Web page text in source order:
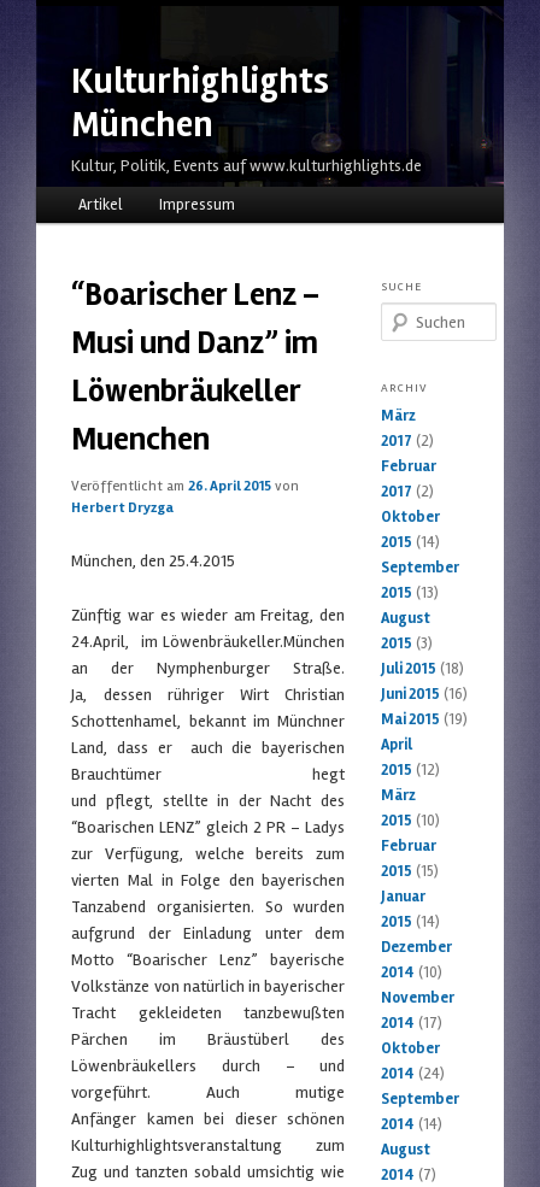
Kulturhighlights
München
Kultur, Politik, Events auf www.kulturhighlights.de
HauptmenüZum Inhalt wechseln
Zum sekundären Inhalt wechseln
Artikel Impressum
“Boarischer Lenz –
Musi und Danz” im
Löwenbräukeller
Muenchen
Veröffentlicht am26. April 2015 von
Herbert Dryzga
München, den 25.4.2015
Zünftig war es wieder am Freitag, den
24.April, im Löwenbräukeller.München
an der Nymphenburger Straße.
Ja, dessen rühriger Wirt Christian
Schottenhamel, bekannt im Münchner
Land, dass er auch die bayerischen
Brauchtümer hegt
und pflegt, stellte in der Nacht des
“Boarischen LENZ” gleich 2 PR – Ladys
zur Verfügung, welche bereits zum
vierten Mal in Folge den bayerischen
Tanzabend organisierten. So wurden
aufgrund der Einladung unter dem
Motto “Boarischer Lenz” bayerische
Volkstänze von natürlich in bayerischer
Tracht gekleideten tanzbewußten
Pärchen im Bräustüberl des
Löwenbräukellers durch – und
vorgeführt. Auch mutige
Anfänger kamen bei dieser schönen
Kulturhighlightsveranstaltung zum
Zug und tanzten sobald umsichtig wie
SUCHE
Suchen
ARCHIV
März
2017 (2)
Februar
2017 (2)
Oktober
2015 (14)
September
2015 (13)
August
2015 (3)
Juli 2015 (18)
Juni 2015 (16)
Mai 2015 (19)
April
2015 (12)
März
2015 (10)
Februar
2015 (15)
Januar
2015 (14)
Dezember
2014 (10)
November
2014 (17)
Oktober
2014 (24)
September
2014 (14)
August
2014 (7)